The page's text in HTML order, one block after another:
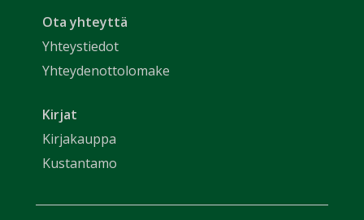
Ota yhteyttä
Yhteystiedot
Yhteydenottolomake
Kirjat
Kirjakauppa
Kustantamo